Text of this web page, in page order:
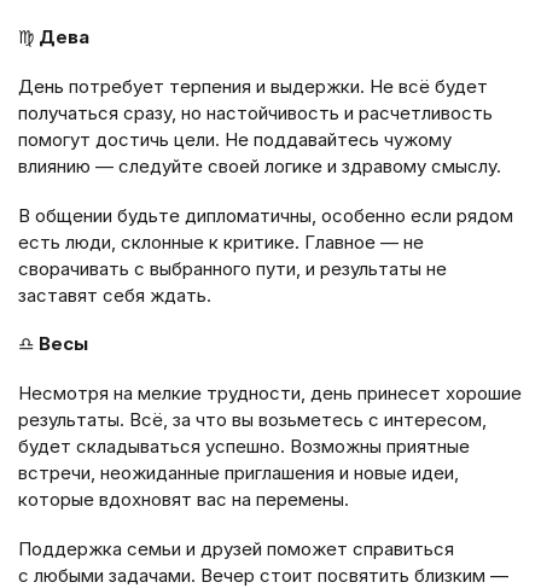
♍ Дева
День потребует терпения и выдержки. Не всё будет
получаться сразу, но настойчивость и расчетливость
помогут достичь цели. Не поддавайтесь чужому
влиянию — следуйте своей логике и здравому смыслу.
В общении будьте дипломатичны, особенно если рядом
есть люди, склонные к критике. Главное — не
сворачивать с выбранного пути, и результаты не
заставят себя ждать.
♎ Весы
Несмотря на мелкие трудности, день принесет хорошие
результаты. Всё, за что вы возьметесь с интересом,
будет складываться успешно. Возможны приятные
встречи, неожиданные приглашения и новые идеи,
которые вдохновят вас на перемены.
Поддержка семьи и друзей поможет справиться
с любыми задачами. Вечер стоит посвятить близким —